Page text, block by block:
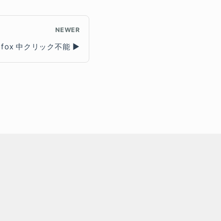
NEWER
中クリック不能